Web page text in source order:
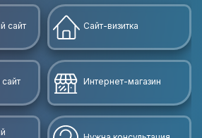
сайт Сайт-визитка
Интернет-магазин